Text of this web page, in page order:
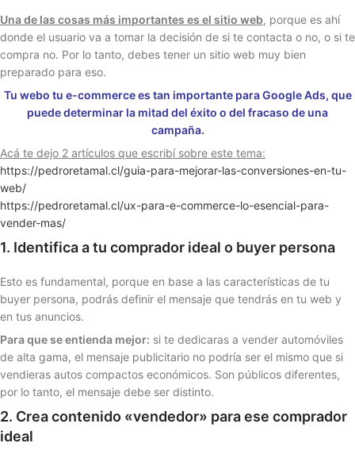
Una de las cosas más importantes es el sitio web, porque es ahí
donde el usuario va a tomar la decisión de si te contacta o no, o si te
compra no. Por lo tanto, debes tener un sitio web muy bien
preparado para eso.
Tu webo tu e-commerce es tan importante para Google Ads, que
puede determinar la mitad del éxito o del fracaso de una
campaña.
Acá te dejo 2 artículos que escribí sobre este tema:
https://pedroretamal.cl/guia-para-mejorar-las-conversiones-en-tu-
web/
https://pedroretamal.cl/ux-para-e-commerce-lo-esencial-para-
vender-mas/
1. Identifica a tu comprador ideal o buyer persona
Esto es fundamental, porque en base a las características de tu
buyer persona, podrás definir el mensaje que tendrás en tu web y
en tus anuncios.
Para que se entienda mejor: si te dedicaras a vender automóviles
de alta gama, el mensaje publicitario no podría ser el mismo que si
vendieras autos compactos económicos. Son públicos diferentes,
por lo tanto, el mensaje debe ser distinto.
2. Crea contenido «vendedor» para ese comprador
ideal